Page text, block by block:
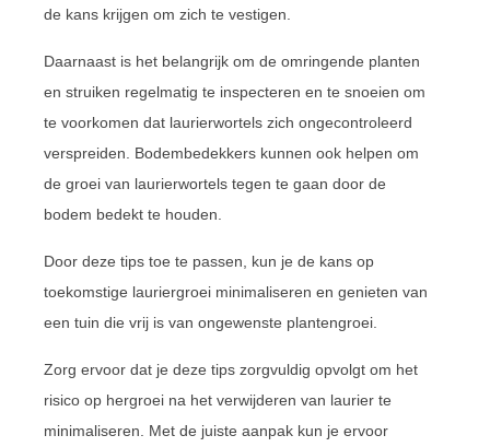
de kans krijgen om zich te vestigen.
Daarnaast is het belangrijk om de omringende planten
en struiken regelmatig te inspecteren en te snoeien om
te voorkomen dat laurierwortels zich ongecontroleerd
verspreiden. Bodembedekkers kunnen ook helpen om
de groei van laurierwortels tegen te gaan door de
bodem bedekt te houden.
Door deze tips toe te passen, kun je de kans op
toekomstige lauriergroei minimaliseren en genieten van
een tuin die vrij is van ongewenste plantengroei.
Zorg ervoor dat je deze tips zorgvuldig opvolgt om het
risico op hergroei na het verwijderen van laurier te
minimaliseren. Met de juiste aanpak kun je ervoor